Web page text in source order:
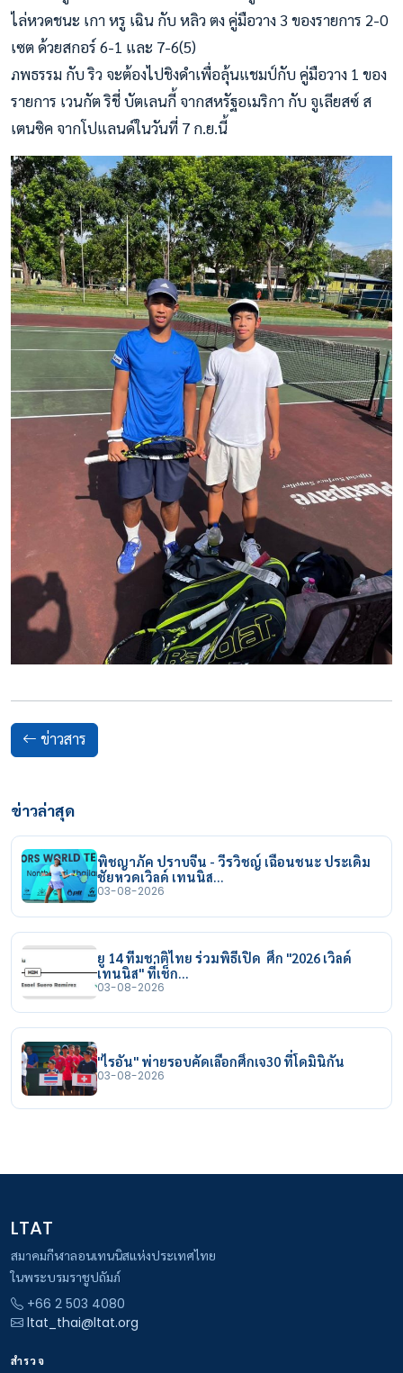
ไล่หวดชนะ เกา หรู เฉิน กับ หลิว ตง คู่มือวาง 3 ของรายการ 2-0
เซต ด้วยสกอร์ 6-1 และ 7-6(5)
ภพธรรม กับ ริว จะต้องไปชิงดำเพื่อลุ้นแชมป์กับ คู่มือวาง 1 ของ
รายการ เวนกัต ริชี่ บัตเลนกี้ จากสหรัฐอเมริกา กับ จูเลียสซ์ ส
เตนซิค จากโปแลนด์ในวันที่ 7 ก.ย.นี้
ข่าวสาร
ข่าวล่าสุด
พิชญาภัค ปราบจีน - วีรวิชญ์ เฉือนชนะ ประเดิม
ชัยหวดเวิลด์ เทนนิส…
03-08-2026
ยู 14 ทีมชาติไทย ร่วมพิธีเปิด ศึก "2026 เวิลด์
เทนนิส" ที่เช็ก…
03-08-2026
"ไรอัน" พ่ายรอบคัดเลือกศึกเจ30 ที่โดมินิกัน
03-08-2026
LTAT
สมาคมกีฬาลอนเทนนิสแห่งประเทศไทย
ในพระบรมราชูปถัมภ์
+66 2 503 4080
ltat_thai@ltat.org
สำรวจ